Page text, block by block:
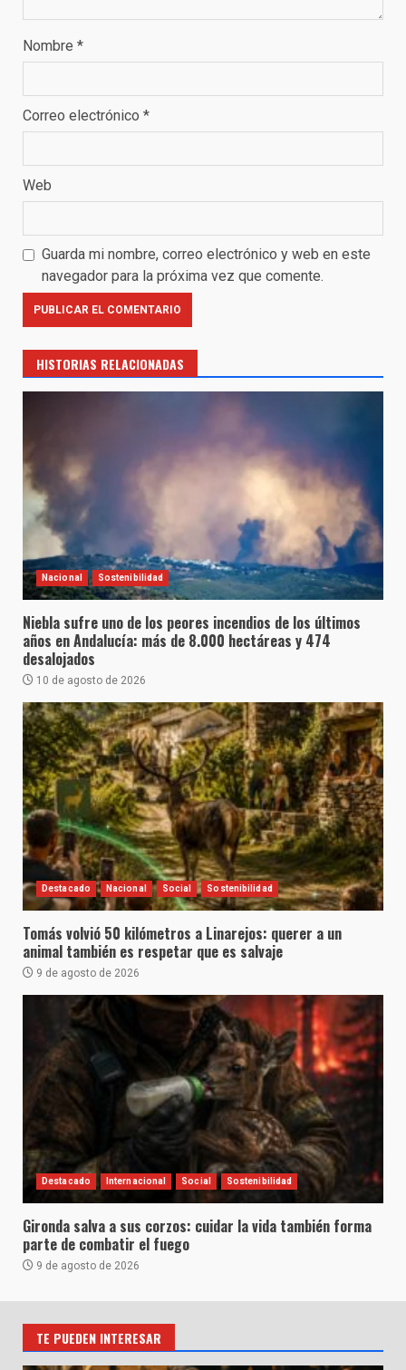
Nombre *
Correo electrónico *
Web
Guarda mi nombre, correo electrónico y web en este
navegador para la próxima vez que comente.
HISTORIAS RELACIONADAS
Nacional Sostenibilidad
Niebla sufre uno de los peores incendios de los últimos
años en Andalucía: más de 8.000 hectáreas y 474
desalojados
10 de agosto de 2026
Destacado Nacional Social Sostenibilidad
Tomás volvió 50 kilómetros a Linarejos: querer a un
animal también es respetar que es salvaje
9 de agosto de 2026
Destacado Internacional Social Sostenibilidad
Gironda salva a sus corzos: cuidar la vida también forma
parte de combatir el fuego
9 de agosto de 2026
TE PUEDEN INTERESAR